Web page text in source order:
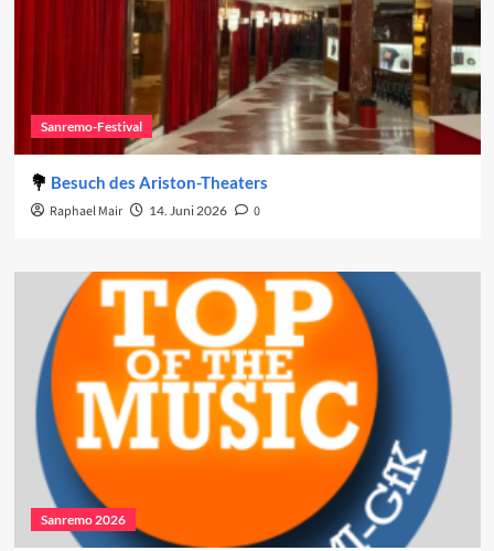
Sanremo-Festival
Besuch des Ariston-Theaters
Raphael Mair 14. Juni 2026 0
Sanremo 2026